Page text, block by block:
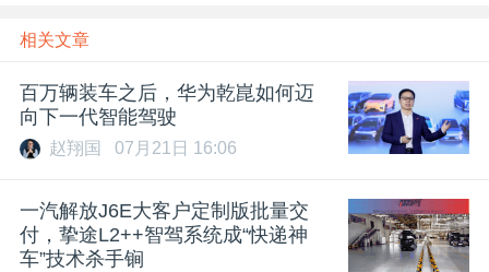
相关文章
百万辆装车之后，华为乾崑如何迈
向下一代智能驾驶
赵翔国 07月21日 16:06
一汽解放J6E大客户定制版批量交
付，挚途L2++智驾系统成“快递神
车”技术杀手锏